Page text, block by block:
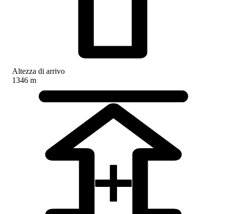
Altezza di arrivo
1346 m